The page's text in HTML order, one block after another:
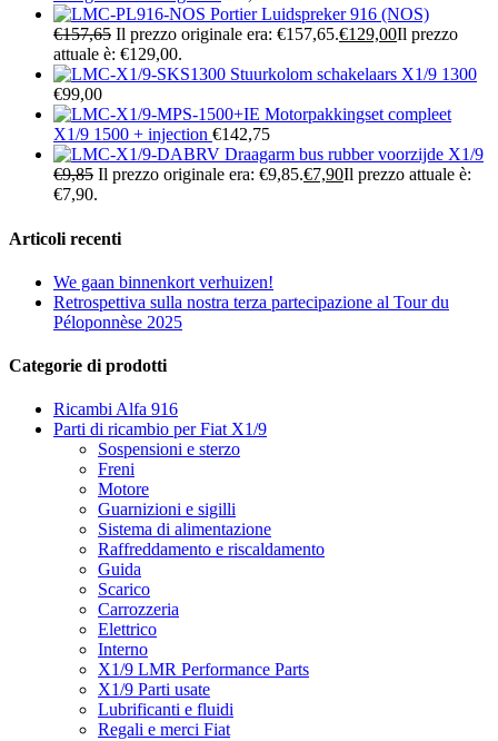
Portier Luidspreker 916 (NOS)
€157,65 Il prezzo originale era: €157,65.€129,00Il prezzo
attuale è: €129,00.
Stuurkolom schakelaars X1/9 1300
€99,00
Motorpakkingset compleet
X1/9 1500 + injection €142,75
Draagarm bus rubber voorzijde X1/9
€9,85 Il prezzo originale era: €9,85.€7,90Il prezzo attuale è:
€7,90.
Articoli recenti
We gaan binnenkort verhuizen!
Retrospettiva sulla nostra terza partecipazione al Tour du
Péloponnèse 2025
Categorie di prodotti
Ricambi Alfa 916
Parti di ricambio per Fiat X1/9
Sospensioni e sterzo
Freni
Motore
Guarnizioni e sigilli
Sistema di alimentazione
Raffreddamento e riscaldamento
Guida
Scarico
Carrozzeria
Elettrico
Interno
X1/9 LMR Performance Parts
X1/9 Parti usate
Lubrificanti e fluidi
Regali e merci Fiat